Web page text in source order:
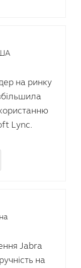
на ринку
Lync.
Jabra
на